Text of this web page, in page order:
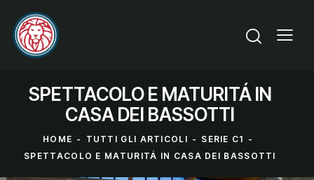
SPETTACOLO E MATURITÁ IN
CASA DEI BASSOTTI
HOME TUTTI GLI ARTICOLI
SERIE C1
SPETTACOLO E MATURITÁ IN CASA DEI BASSOTTI